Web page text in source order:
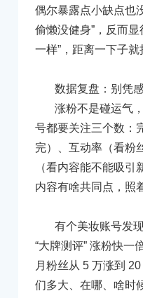
偶尔暴露点小缺点也
偷懒没健身”，反而
一样”，距离一下子就
数据复盘：别凭
涨粉不是碰运气
号都要关注三个数：
完）、互动率（看粉
（看内容能不能吸
内容有啥共同点，照
有个美妆账号发
“大牌测评” 涨粉快一
月粉丝从 5 万涨到
们多大、在哪、啥时